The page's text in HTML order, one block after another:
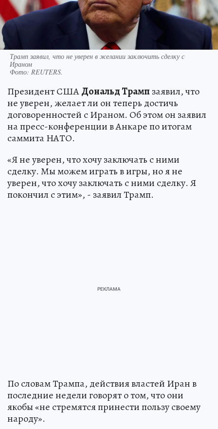
Трамп заявил, что не уверен в желании заключить сделку с
Ираном
Фото: REUTERS.
Президент СШАДональд Трамп заявил, что
не уверен, желает ли он теперь достичь
договоренностей с Ираном. Об этом он заявил
на пресс-конференции в Анкаре по итогам
саммита НАТО.
«Я не уверен, что хочу заключать с ними
сделку. Мы можем играть в игры, но я не
уверен, что хочу заключать с ними сделку. Я
покончил с этим», - заявил Трамп.
По словам Трампа, действия властей Иран в
последние недели говорят о том, что они
якобы «не стремятся принести пользу своему
народу».